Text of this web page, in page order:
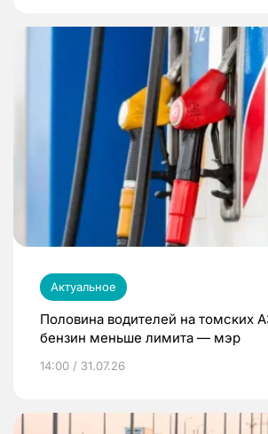
Актуальное
Половина водителей на томских
бензин меньше лимита — мэр
14:00 / 31.07.26